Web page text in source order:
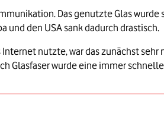
Das genutzte Glas
und den USA sank dadurch drastisch.
nutzte, war das zunächst
Glasfaser wurde eine immer